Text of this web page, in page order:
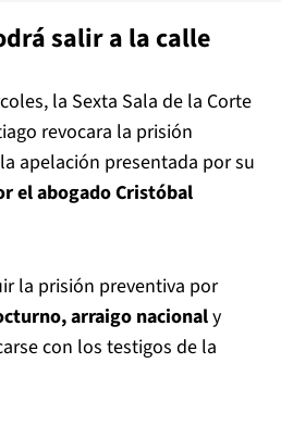
salir a la calle
la Sexta Sala de la Corte
revocara la prisión
apelación presentada por su
el abogado Cristóbal
la prisión preventiva por
arraigo nacionaly
con los testigos de la